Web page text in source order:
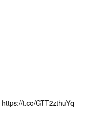
https://t.co/GTT2zthuYq